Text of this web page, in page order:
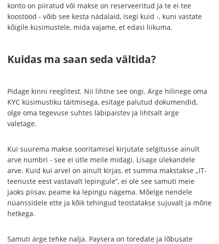
konto on piiratud või makse on reserveeritud ja te ei tee
koostööd - võib see kesta nädalaid, isegi kuid -, kuni vastate
kõigile küsimustele, mida vajame, et edasi liikuma.
Kuidas ma saan seda vältida?
Pidage kinni reeglitest. Nii lihtne see ongi. Ärge hilinege oma
KYC küsimustiku täitmisega, esitage palutud dokumendid,
olge oma tegevuse suhtes läbipaistev ja lihtsalt ärge
valetage.
Kui suurema makse sooritamisel kirjutate selgitusse ainult
arve numbri - see ei ütle meile midagi. Lisage ülekandele
arve. Kuid kui arvel on ainult kirjas, et summa makstakse „IT-
teenuste eest vastavalt lepingule”, ei ole see samuti meie
jaoks piisav, peame ka lepingu nägema. Mõelge nendele
nüanssidele ette ja kõik tehingud teostatakse sujuvalt ja mõne
hetkega.
Samuti ärge tehke nalja. Paysera on toredate ja lõbusate